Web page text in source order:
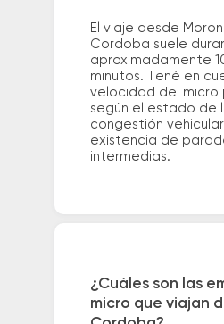
El viaje desde
Cordoba suele durar
aproximadamente
minutos. Tené en
velocidad del micro
según el estado de
congestión
existencia de
intermedias.
¿Cuáles son las
micro que viajan